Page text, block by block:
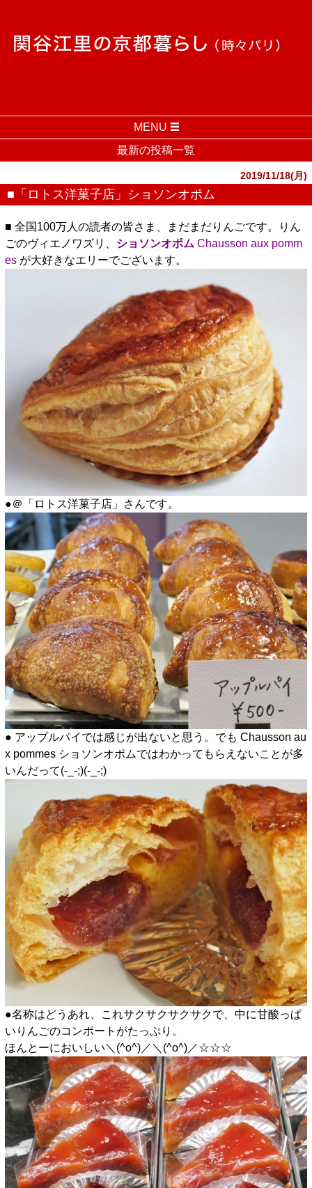
MENU
最新の投稿一覧
2019/11/18(月)
■「ロトス洋菓子店」ショソンオポム
■ 全国100万人の読者の皆さま、まだまだりんごです。りん
ごのヴィエノワズリ、 ショソンオポム Chausson aux pomm
esが大好きなエリーでございます。
●＠「ロトス洋菓子店」さんです。
● アップルパイでは感じが出ないと思う。でも Chausson au
x pommes ショソンオポムではわかってもらえないことが多
いんだって(-_-;)(-_-;)
●名称はどうあれ、これサクサクサクサクで、中に甘酸っぱ
いりんごのコンポートがたっぷり。
ほんとーにおいしい＼(^o^)／＼(^o^)／☆☆☆